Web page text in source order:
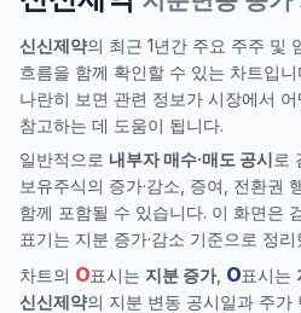
신신제약의 최근 1년간 주요 주주 및
흐름을 함께 확인할 수 있는 차트입
나란히 보면 관련 정보가 시장에서
참고하는 데 도움이 됩니다.
일반적으로 내부자 매수·매도 공시로
보유주식의 증가·감소, 증여, 전환권
함께 포함될 수 있습니다. 이 화면은
표기는 지분 증가·감소 기준으로 정리
차트의 O표시는 지분 증가, O표시는
신신제약의 지분 변동 공시일과 주가